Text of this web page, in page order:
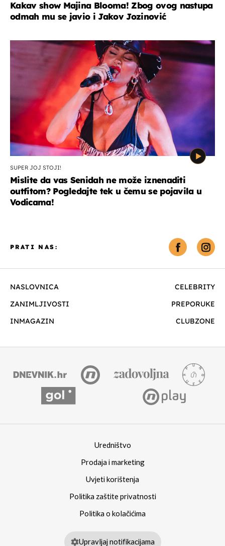
Kakav show Majina Blooma! Zbog ovog nastupa
odmah mu se javio i Jakov Jozinović
SUPER JOJ STOJI!
Mislite da vas Senidah ne može iznenaditi
outfitom? Pogledajte tek u čemu se pojavila u
Vodicama!
NASLOVNICA
CELEBRITY
ZANIMLJIVOSTI
PREPORUKE
INMAGAZIN
CLUBZONE
PRATI NAS:
Uredništvo
Prodaja i marketing
Uvjeti korištenja
Politika zaštite privatnosti
Politika o kolačićima
Upravljaj notifikacijama